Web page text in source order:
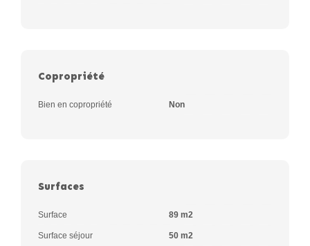
Copropriété
Bien en copropriété Non
Surfaces
Surface 89 m2
Surface séjour 50 m2